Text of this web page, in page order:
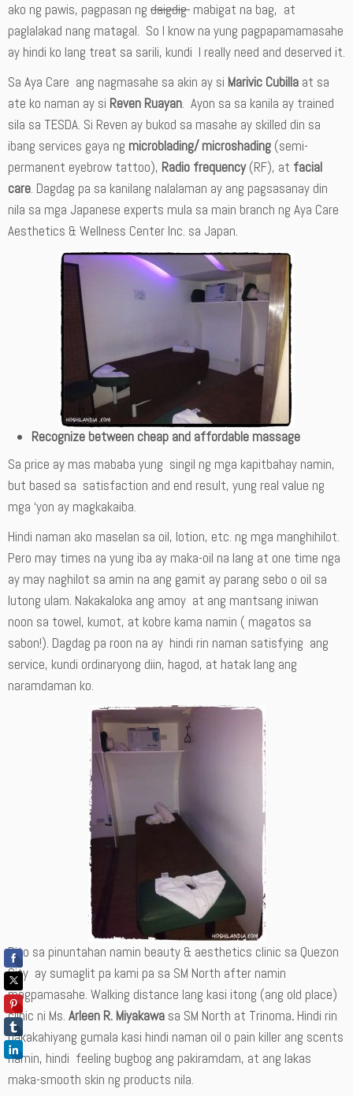
ako ng pawis, pagpasan ng daigdig mabigat na bag, at
paglalakad nang matagal. So I know na yung pagpapamamasahe
ay hindi ko lang treat sa sarili, kundi I really need and deserved it.
Sa Aya Care ang nagmasahe sa akin ay si Marivic Cubilla at sa
ate ko naman ay si Reven Ruayan. Ayon sa sa kanila ay trained
sila sa TESDA. Si Reven ay bukod sa masahe ay skilled din sa
ibang services gaya ng microblading/ microshading (semi-
permanent eyebrow tattoo), Radio frequency(RF), at facial
care. Dagdag pa sa kanilang nalalaman ay ang pagsasanay din
nila sa mga Japanese experts mula sa main branch ng Aya Care
Aesthetics & Wellness Center Inc. sa Japan.
Recognize between cheap and affordable massage
Sa price ay mas mababa yung singil ng mga kapitbahay namin,
but based sa satisfaction and end result, yung real value ng
mga ‘yon ay magkakaiba.
Hindi naman ako maselan sa oil, lotion, etc. ng mga manghihilot.
Pero may times na yung iba ay maka-oil na lang at one time nga
ay may naghilot sa amin na ang gamit ay parang sebo o oil sa
lutong ulam. Nakakaloka ang amoy at ang mantsang iniwan
noon sa towel, kumot, at kobre kama namin ( magatos sa
sabon!). Dagdag pa roon na ay hindi rin naman satisfying ang
service, kundi ordinaryong diin, hagod, at hatak lang ang
naramdaman ko.
Dito sa pinuntahan namin beauty & aesthetics clinic sa Quezon
City ay sumaglit pa kami pa sa SM North after namin
magpamasahe. Walking distance lang kasi itong (ang old place)
clinic ni Ms. Arleen R. Miyakawa sa SM North at Trinoma. Hindi rin
nakakahiyang gumala kasi hindi naman oil o pain killer ang scents
namin, hindi feeling bugbog ang pakiramdam, at ang lakas
maka-smooth skin ng products nila.